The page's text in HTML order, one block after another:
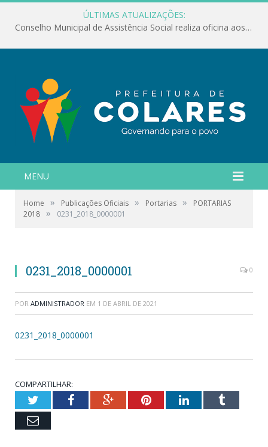
ÚLTIMAS ATUALIZAÇÕES:
Conselho Municipal de Assistência Social realiza oficina aos servidores
MENU
Home » Publicações Oficiais » Portarias »
PORTARIAS
2018 » 0231_2018_0000001
0231_2018_0000001 0
POR ADMINISTRADOR EM 1 DE ABRIL DE 2021
0231_2018_0000001
COMPARTILHAR:
TwitterFacebookGoogle+PinterestLinkedInTumblr
Email